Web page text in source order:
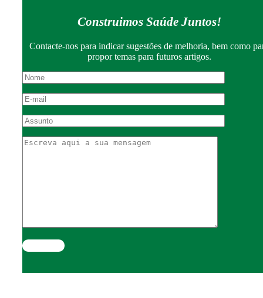
Construimos Saúde Juntos!
Contacte-nos para indicar sugestões de melhoria, bem como
propor temas para futuros artigos.